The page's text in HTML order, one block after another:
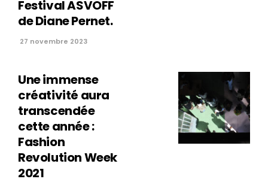
Festival ASVOFF
de Diane Pernet.
27 novembre 2023
Une immense
créativité aura
transcendée
cette année :
Fashion
Revolution Week
2021